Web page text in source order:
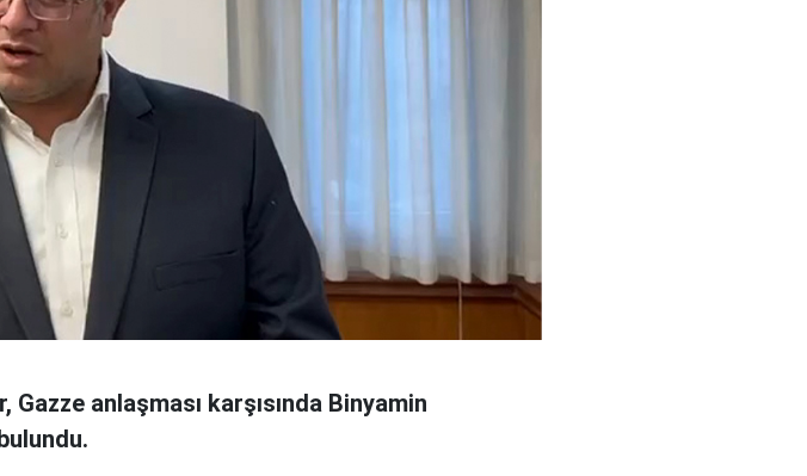
anlaşması karşısında Binyamin